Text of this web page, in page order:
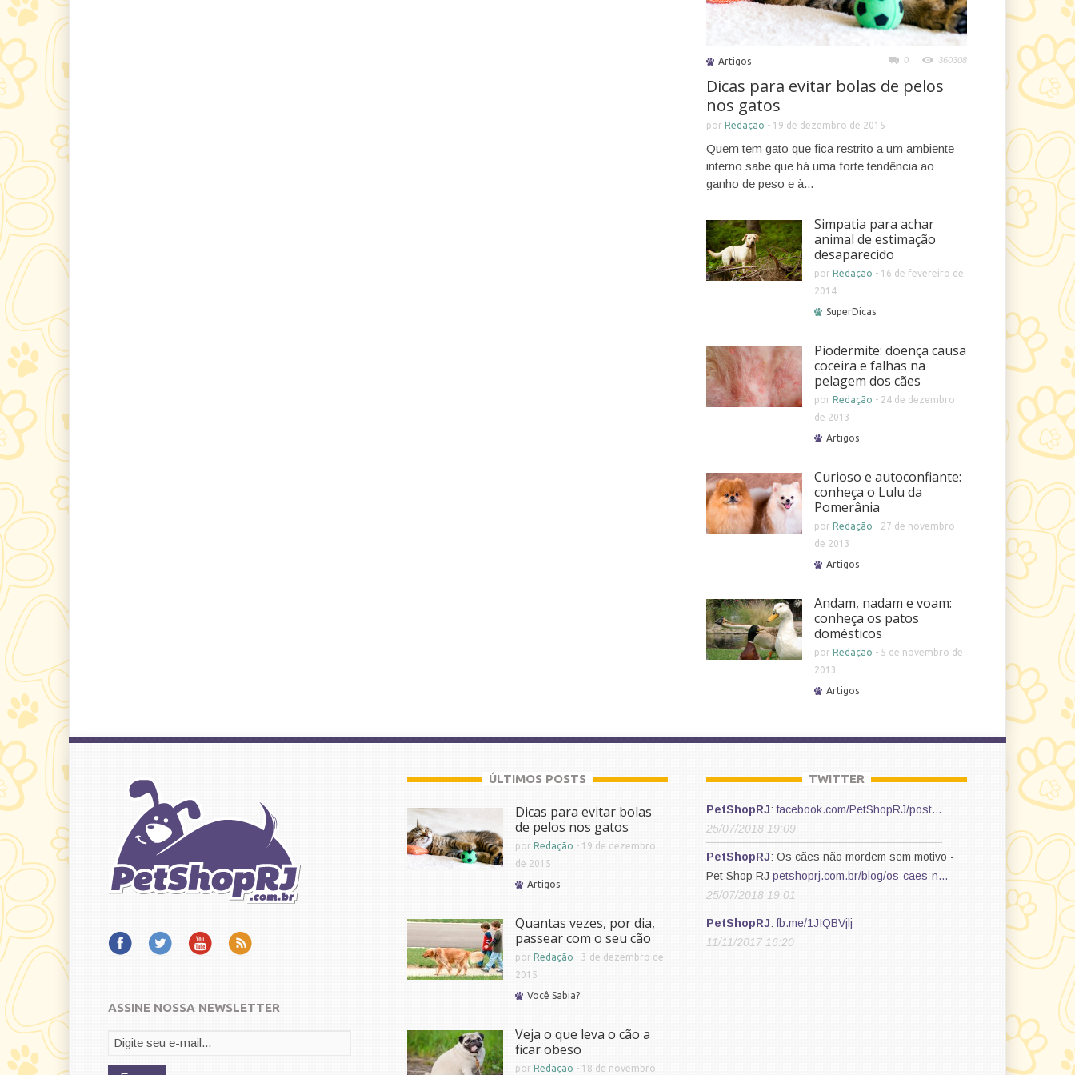
Artigos 0 360308
Dicas para evitar bolas de pelos
nos gatos
porRedação - 19 de dezembro de 2015
Quem tem gato que fica restrito a um ambiente
interno sabe que há uma forte tendência ao
ganho de peso e à...
Simpatia para achar
animal de estimação
desaparecido
porRedação - 16 de fevereiro de
2014
SuperDicas
Piodermite: doença causa
coceira e falhas na
pelagem dos cães
porRedação - 24 de dezembro
de 2013
Artigos
Curioso e autoconfiante:
conheça o Lulu da
Pomerânia
porRedação - 27 de novembro
de 2013
Artigos
Andam, nadam e voam:
conheça os patos
domésticos
porRedação - 5 de novembro de
2013
Artigos
ASSINE NOSSA NEWSLETTER
ÚLTIMOS POSTS
Dicas para evitar bolas
de pelos nos gatos
porRedação - 19 de dezembro
de 2015
Artigos
Quantas vezes, por dia,
passear com o seu cão
porRedação - 3 de dezembro de
2015
Você Sabia?
Veja o que leva o cão a
ficar obeso
porRedação - 18 de novembro
TWITTER
PetShopRJ:facebook.com/PetShopRJ/post…
25/07/2018 19:09
PetShopRJ: Os cães não mordem sem motivo -
Pet Shop RJpetshoprj.com.br/blog/os-caes-n…
25/07/2018 19:01
PetShopRJ:fb.me/1JIQBVjlj
11/11/2017 16:20